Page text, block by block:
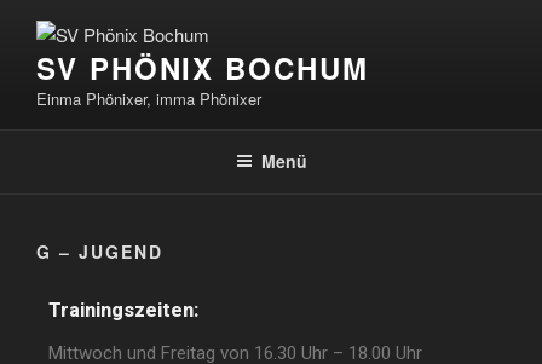
SV PHÖNIX BOCHUM
Einma Phönixer, imma Phönixer
Menü
G – JUGEND
Trainingszeiten:
Mittwoch und Freitag von 16.30 Uhr – 18.00 Uhr